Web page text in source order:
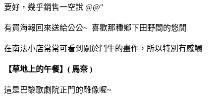
要好，幾乎銷售一空說 @@"
有買海報回來送給公公~ 喜歡那種鄉下田野間的悠閒
在南法小店常常可看到關於鬥牛的畫作，所以特別有感觸
【草地上的午餐】( 馬奈 )
這是巴黎歌劇院正門的雕像喔~